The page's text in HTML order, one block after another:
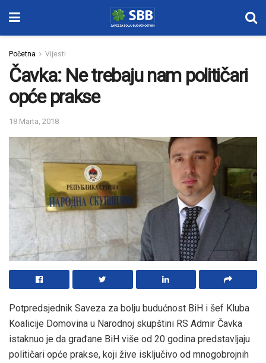
Početna Vijesti
Čavka: Ne trebaju nam političari
opće prakse
18 Marta, 2018
Potpredsjednik Saveza za bolju budućnost BiH i šef Kluba
Koalicije Domovina u Narodnoj skupštini RS Admir Čavka
istaknuo je da građane BiH više od 20 godina predstavljaju
političari opće prakse, koji žive isključivo od mnogobrojnih